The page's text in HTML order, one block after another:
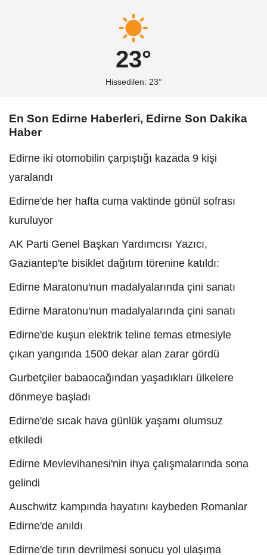
23°
Hissedilen: 23°
En Son Edirne Haberleri, Edirne Son Dakika
Haber
Edirne iki otomobilin çarpıştığı kazada 9 kişi
yaralandı
Edirne'de her hafta cuma vaktinde gönül sofrası
kuruluyor
AK Parti Genel Başkan Yardımcısı Yazıcı,
Gaziantep'te bisiklet dağıtım törenine katıldı:
Edirne Maratonu'nun madalyalarında çini sanatı
Edirne Maratonu'nun madalyalarında çini sanatı
Edirne'de kuşun elektrik teline temas etmesiyle
çıkan yangında 1500 dekar alan zarar gördü
Gurbetçiler babaocağından yaşadıkları ülkelere
dönmeye başladı
Edirne'de sıcak hava günlük yaşamı olumsuz
etkiledi
Edirne Mevlevihanesi'nin ihya çalışmalarında sona
gelindi
Auschwitz kampında hayatını kaybeden Romanlar
Edirne'de anıldı
Edirne'de tırın devrilmesi sonucu yol ulaşıma